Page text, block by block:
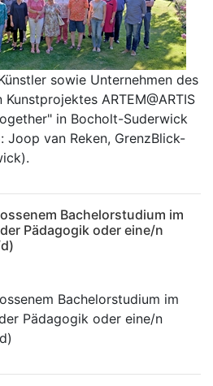
sowie Unternehmen des
ARTEM@ARTIS
in Bocholt-Suderwick
Joop van Reken, GrenzBlick-
Bachelorstudium im
Pädagogik oder eine/n
Bachelorstudium im
Pädagogik oder eine/n